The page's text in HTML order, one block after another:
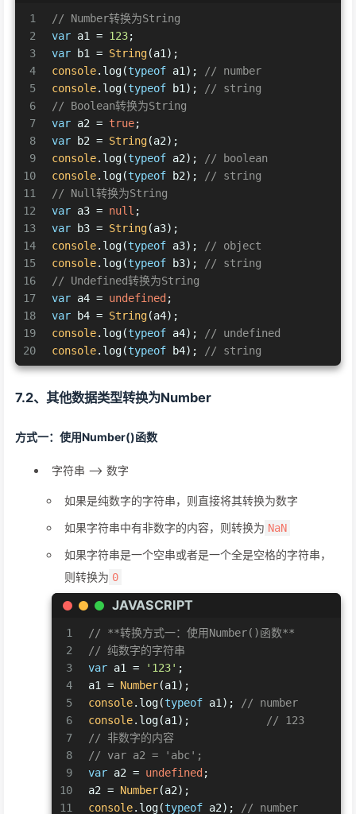
1
2
3
4
5
6
7
8
9
10
11
12
13
14
15
16
17
18
19
20
// Number转换为String
var a1 = 123;
var b1 = String(a1);
console.log(typeof a1);
// number
console.log(typeof b1);
// string
// Boolean转换为String
var a2 = true;
var b2 = String(a2);
console.log(typeof a2);
// boolean
console.log(typeof b2);
// string
// Null转换为String
var a3 = null ;
var b3 = String(a3);
console.log(typeof a3);
// object
console.log(typeof b3);
// string
// Undefined转换为String
var a4 = undefined ;
var b4 = String(a4);
console.log(typeof a4);
// undefined
console.log(typeof b4); // string
7.2、其他数据类型转换为Number
方式一：使用Number()函数
字符串 --> 数字
如果是纯数字的字符串，则直接将其转换为数字
如果字符串中有非数字的内容，则转换为 NaN
如果字符串是一个空串或者是一个全是空格的字符串，
则转换为 0
JAVASCRIPT
1
2
3
4
5
6
7
8
9
10
11
// **转换方式一：使用Number()函数**
// 纯数字的字符串
var a1 = '123' ;
a1 = Number(a1);
console.log(typeof a1);
// number
console
// 123
// 非数字的内容
// var a2 = 'abc';
var a2 = undefined;
a2 = Number(a2);
console.log(typeof a2); // number